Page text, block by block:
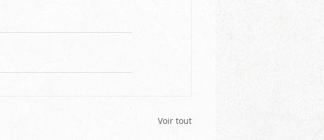
Voir tout